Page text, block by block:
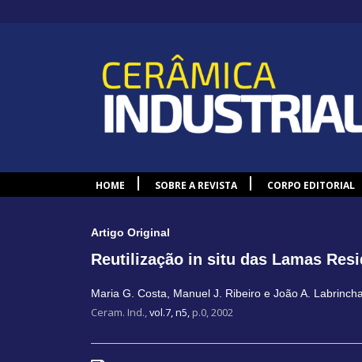
HOME SOBRE A REVISTA CORPO EDITORIAL
Artigo Original
Reutilização in situ das Lamas
Maria G. Costa Manuel J. Ribeiro e João A. Labrincha
Ceram. Ind.,vol.7, n5, p.0, 2002